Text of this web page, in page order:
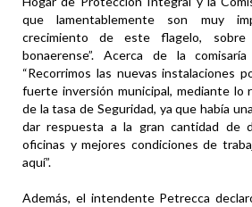
que lamentablemente son muy
crecimiento de este flagelo,
bonaerense”. Acerca de la
“Recorrimos las nuevas instalaciones
fuerte inversión municipal, mediante lo
de la tasa de Seguridad, ya que había
dar respuesta a la gran cantidad de
oficinas y mejores condiciones de
aquí”.
Además, el intendente Petrecca